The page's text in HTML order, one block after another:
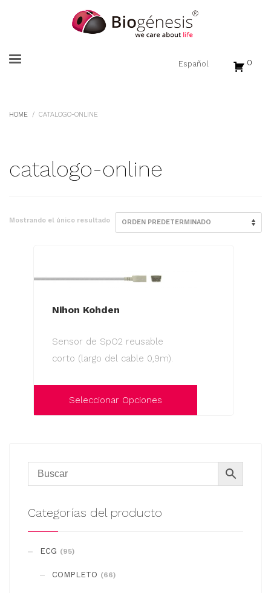
0
HOME CATALOGO-ONLINE
catalogo-online
Mostrando el único resultado
Nihon Kohden
Sensor de SpO2 reusable
corto (largo del cable 0,9m).
Seleccionar Opciones
múltiples
Las
pueden
elegir
Categorías del producto
ECG (95)
COMPLETO (66)